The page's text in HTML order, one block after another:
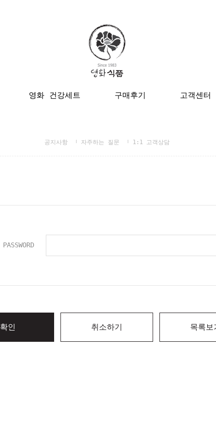
영화 건강세트 구매후기 고객센터
공지사항 자주하는 질문 1:1 고객상담
PASSWORD
확인 취소하기 목록보